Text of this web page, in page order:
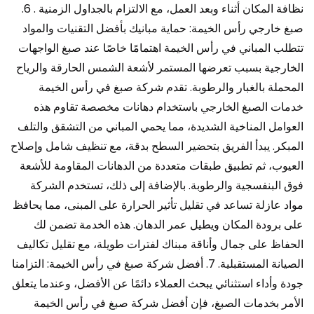
نظافة المكان أثناء وبعد العمل، مع الالتزام بالجداول الزمنية . 6.
صبغ خارجي رأس الخيمة: حماية مبانيك بأفضل التقنيات والمواد
تتطلب المباني في رأس الخيمة اهتمامًا خاصًا عند صبغ الواجهات
الخارجية بسبب تعرضها المستمر لأشعة الشمس الحارقة والرياح
المحملة بالغبار والرطوبة. تقدم شركة صبغ في رأس الخيمة
خدمات الصبغ الخارجي باستخدام دهانات مخصصة تقاوم هذه
العوامل المناخية الشديدة، مما يحمي المباني من التشقق والتلف
المبكر. يبدأ الفريق بتحضير السطح بدقة، مع تنظيف شامل وإصلاح
العيوب، ثم تطبيق طبقات متعددة من الدهانات المقاومة للأشعة
فوق البنفسجية والرطوبة. بالإضافة إلى ذلك، تستخدم الشركة
مواد عازلة تساعد في تقليل تأثير الحرارة على المبنى، مما يحافظ
على برودة المكان ويطيل عمر الدهان. هذه الخدمة تضمن لك
الحفاظ على جمال وأناقة مبناك لفترات طويلة، مع تقليل تكاليف
الصيانة المستقبلية. 7. أفضل شركة صبغ في رأس الخيمة: التزامنا
جودة وأداء استثنائي يبحث العملاء دائمًا عن الأفضل، وعندما يتعلق
الأمر بخدمات الصبغ، فإن أفضل شركة صبغ في رأس الخيمة